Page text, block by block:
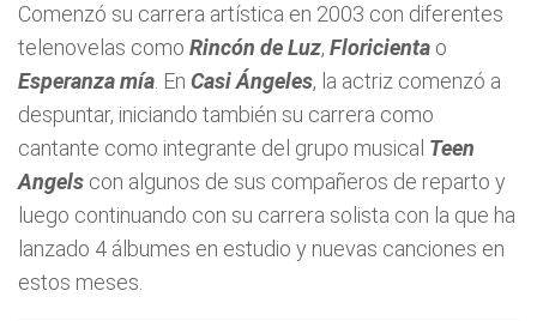
Comenzó su carrera artística en 2003 con diferentes
telenovelas como Rincón de Luz, Floricienta o
Esperanza mía . En Casi Ángeles, la actriz comenzó a
despuntar, iniciando también su carrera como
cantante como integrante del grupo musical Teen
Angels con algunos de sus compañeros de reparto y
luego continuando con su carrera solista con la que ha
lanzado 4 álbumes en estudio y nuevas canciones en
estos meses.